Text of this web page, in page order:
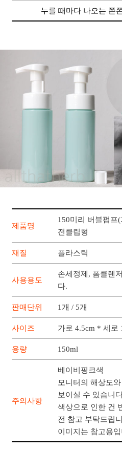
누를 때마다 나오는 쫀
제품명
150미리 버블펌프
전클립형
재질 플라스틱
사용용도
손세정제, 폼클렌
다.
판매단위 1개 / 5개
사이즈 가로 4.5cm * 세로
용량 150ml
주의사항
베이비핑크색
모니터의 해상도
보이실 수 있습니
색상으로 인한 건
전 참고 부탁드립
이미지는 참고용